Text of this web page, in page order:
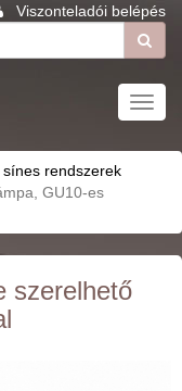
Viszonteladói belépés
sínes rendszerek
GU10-es
szerelhető